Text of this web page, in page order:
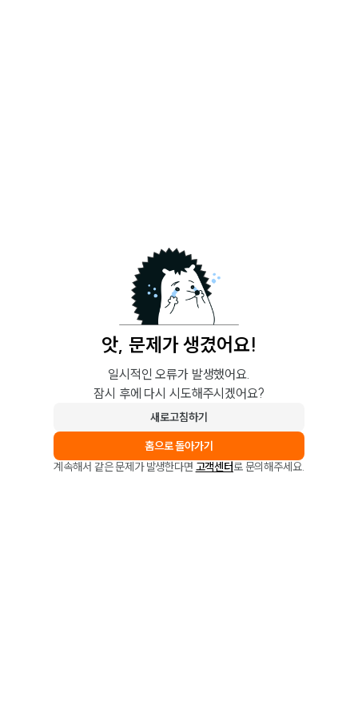
앗, 문제가 생겼어요!
일시적인 오류가 발생했어요.
잠시 후에 다시 시도해주시겠어요?
새로고침하기
홈으로 돌아가기
계속해서 같은 문제가 발생한다면 고객센터로 문의해주세요.